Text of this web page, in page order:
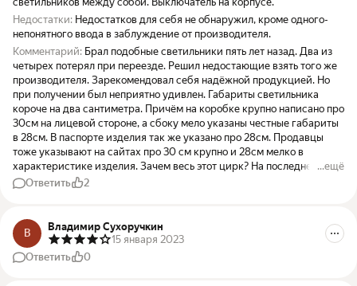
Недостатки: Недостатков для себя не обнаружил, кроме одного-
непонятного ввода в заблуждение от производителя.
Комментарий: Брал подобные светильники пять лет назад. Два из
четырех потерял при переезде. Решил недостающие взять того же
производителя. Зарекомендовал себя надёжной продукцией. Но
при получении был неприятно удивлен. Габариты светильника
короче на два сантиметра. Причём на коробке крупно написано про
30см на лицевой стороне, а сбоку мело указаны честные габариты
в 28см. В паспорте изделия так же указано про 28см. Продавцы
тоже указывают на сайтах про 30 см крупно и 28см мелко в
характеристике изделия. Зачем весь этот цирк? На последнем фото
сравнил старый и новый светильник рядом.
...ещё
Ответить
2
В
Владимир Сухоручкин
15 января 2023
Ответить
0